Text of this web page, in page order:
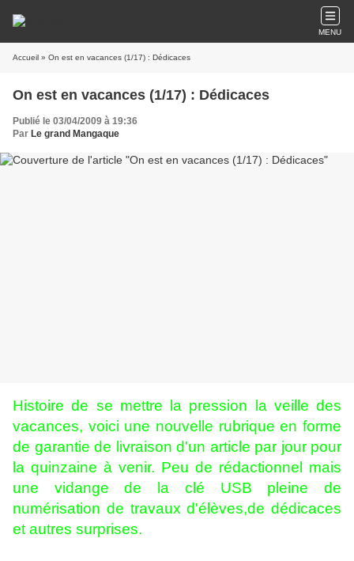
MENU
Accueil » On est en vacances (1/17) : Dédicaces
On est en vacances (1/17) : Dédicaces
Publié le 03/04/2009 à 19:36
Par Le grand Mangaque
Histoire de se mettre la pression la veille des
vacances, voici une nouvelle rubrique en forme
de garantie de livraison d'un article par jour pour
la quinzaine à venir. Peu de rédactionnel mais
une vidange de la clé USB pleine de
numérisation de travaux d'élèves,de dédicaces
et autres surprises.